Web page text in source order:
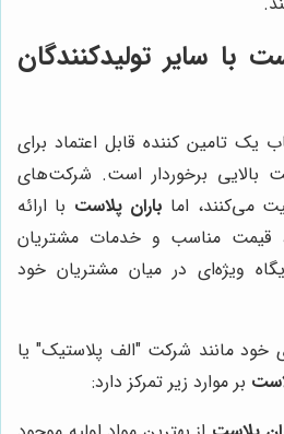
با سایر تولیدکنندگان
یک تامین کننده قابل اعتماد برای
بالایی برخوردار است. شرکت‌های
می‌کنند، اما باران پلاست با ارائه
قیمت مناسب و خدمات مشتریان
ویژه‌ای در میان مشتریان خود
خود مانند شرکت "الف پلاستیک" یا
بر موارد زیر تمرکز دارد: